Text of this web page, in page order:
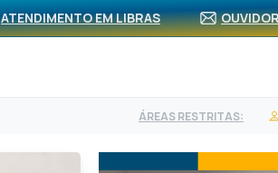
ATENDIMENTO EM LIBRAS
BUSCA DE REDE
ÁREAS RESTRITAS: